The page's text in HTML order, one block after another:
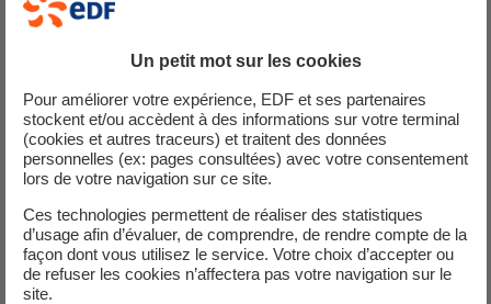
Des services pour l'industrie
Cyclife Digital Solutions propose unegamme de services
qui constitue une solution complète pour couvrir
l’ensemble de la chaîne de valeur de la donnée :de la
création, à l’exploitation et à la valorisation du patrimoine
numérique.
Un petit mot sur les cookies
Pour améliorer votre expérience, EDF et ses partenaires
stockent et/ou accèdent à des informations sur votre terminal
(cookies et autres traceurs) et traitent des données
personnelles (ex: pages consultées) avec votre consentement
lors de votre navigation sur ce site.
Ces technologies permettent de réaliser des statistiques
d’usage afin d’évaluer, de comprendre, de rendre compte de la
façon dont vous utilisez le service. Votre choix d’accepter ou
de refuser les cookies n’affectera pas votre navigation sur le
site.